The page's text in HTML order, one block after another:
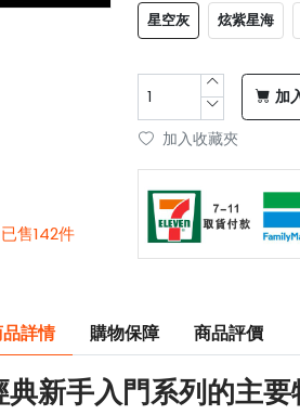
已售142件
星空灰 炫紫星海
加
加入收藏夾
詳情 購物保障 商品評價
典新手入門系列的主